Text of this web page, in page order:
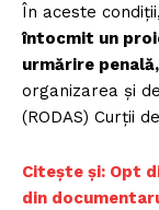
În aceste condiții,
întocmit un
urmărire penală,
organizarea și
(RODAS) Curții
Citește și: Opt
din